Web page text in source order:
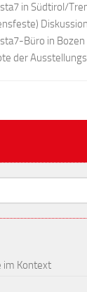
in Südtirol/
Büro in
der
im Kontext